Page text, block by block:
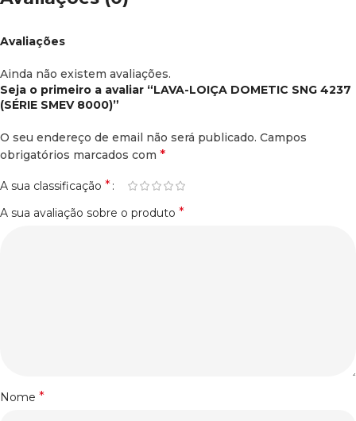
Avaliações
Ainda não existem avaliações.
Seja o primeiro a avaliar “LAVA-LOIÇA DOMETIC SNG 4237
(SÉRIE SMEV 8000)”
O seu endereço de email não será publicado. Campos
obrigatórios marcados com *
A sua classificação *
A sua avaliação sobre o produto *
Nome *